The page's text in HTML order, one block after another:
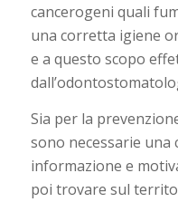
cancerogeni quali
una corretta igiene
e a questo scopo
Sia per la
sono necessarie una
informazione e
poi trovare sul